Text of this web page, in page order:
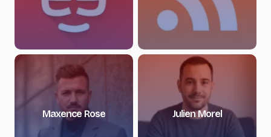
Maxence Rose Julien Morel